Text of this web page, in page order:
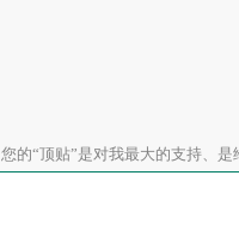
您的“顶贴”是对我最大的支持、